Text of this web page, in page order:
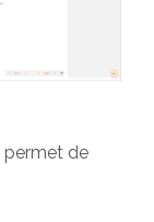
permet de